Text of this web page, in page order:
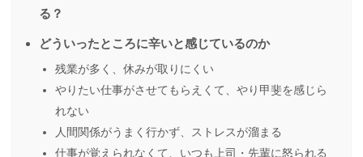
る？
どういったところに辛いと感じているのか
残業が多く、休みが取りにくい
やりたい仕事がさせてもらえくて、やり甲斐を感じら
れない
人間関係がうまく行かず、ストレスが溜まる
仕事が覚えられなくて、いつも上司・先輩に怒られる